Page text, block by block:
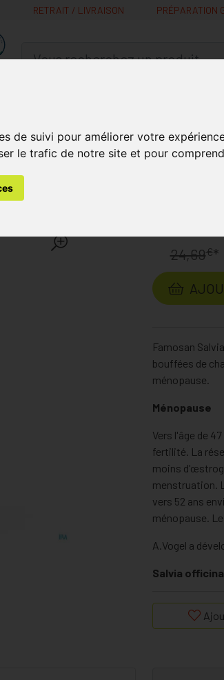
de suivi pour améliorer votre
le trafic de notre site et pour
RETRAIT / LIVRAISON PRÉPARATION
MaPharmacie.be ma santé, mes conseils,
50+ Ménopause Vogel Famosan
Pot 60
24,69€*
Famosan
bouffées de
ménopause.
Ménopause
Vers l'âge de
fertilité. La
moins
menstruation.
vers 52 ans
ménopause.
A.Vogel a
Salvia
A.Vogel
(sauge
Méditerranée.